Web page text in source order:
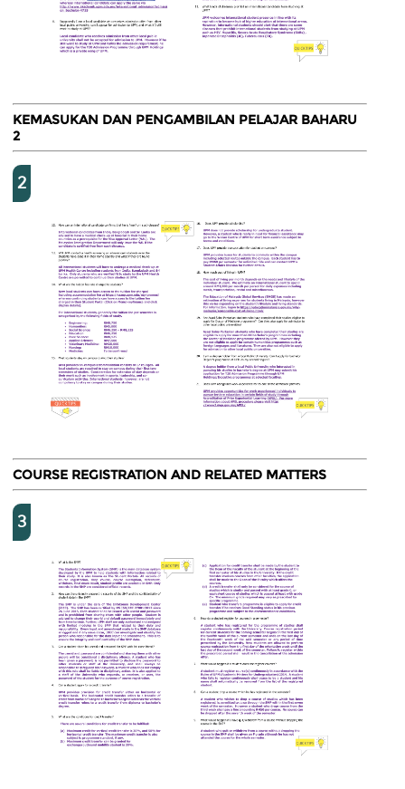
KEMASUKAN DAN PENGAMBILAN PELAJAR BAHARU
2
2
COURSE REGISTRATION AND RELATED MATTERS
3